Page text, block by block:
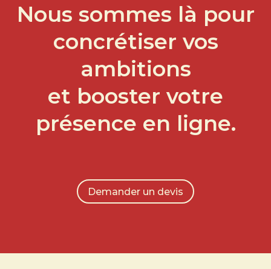
Nous sommes là pour
concrétiser vos
ambitions
et booster votre
présence en ligne.
Demander un devis